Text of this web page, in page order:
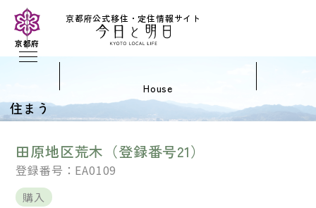
京都府公式移住・定住情報サイト
京都府
house
住まう
田原地区荒木（登録番号21）
登録番号：EA0109
購入